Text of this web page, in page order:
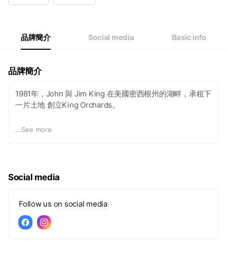
品牌簡介 Social media Basic info
品牌簡介
1981年，John 與 Jim King 在美國密西根州的湖畔，承租下
一片土地 創立King Orchards。
那一年，他們播下的不只是櫻桃樹，更是一份信念——要種
2019年，櫻桃王在台灣誕生，成為亞洲唯一專注於美國酸櫻
從第一口酸櫻桃汁開始，我們就希望把這份來自美國 King
Orchards 精品果園的天然風味，帶給更多人認識與喜愛。
那酸甜交織的滋味，勝過任何言語。
...See more
Social media
Follow us on social media